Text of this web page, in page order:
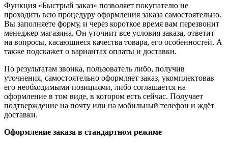
Функция «Быстрый заказ» позволяет покупателю не
проходить всю процедуру оформления заказа самостоятельно.
Вы заполняете форму, и через короткое время вам перезвонит
менеджер магазина. Он уточнит все условия заказа, ответит
на вопросы, касающиеся качества товара, его особенностей. А
также подскажет о вариантах оплаты и доставки.
По результатам звонка, пользователь либо, получив
уточнения, самостоятельно оформляет заказ, укомплектовав
его необходимыми позициями, либо соглашается на
оформление в том виде, в котором есть сейчас. Получает
подтверждение на почту или на мобильный телефон и ждёт
доставки.
Оформление заказа в стандартном режиме